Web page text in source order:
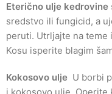
Eterično ulje kedrovine
sredstvo ili fungicid, a
peruti. Utrljajte na teme
Kosu isperite blagim
Kokosovo ulje U borbi